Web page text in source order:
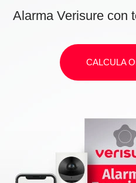
Alarma Verisure con
CALCULA